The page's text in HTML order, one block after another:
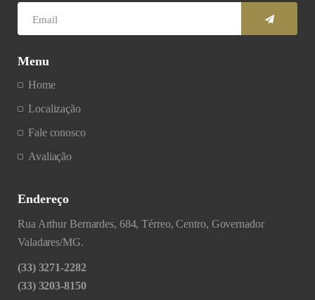
Menu
Home
Localização
Fale conosco
Avaliação
Endereço
Rua Arthur Bernardes, 684, Térreo, Centro, Governador
Valadares/MG.
(33) 3271-2282
(33) 3203-8150